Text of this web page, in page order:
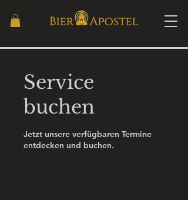
Service
buchen
Jetzt unsere verfügbaren Termine
entdecken und buchen.